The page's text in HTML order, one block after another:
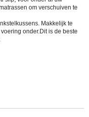
om verschuiven te
Makkelijk te
onder.Dit is de beste